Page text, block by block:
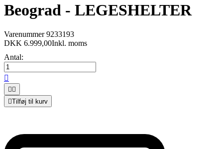
Beograd - LEGESHELTER
Varenummer9233193
DKK 6.999,00Inkl. moms
Antal:

 
Tilføj til kurv